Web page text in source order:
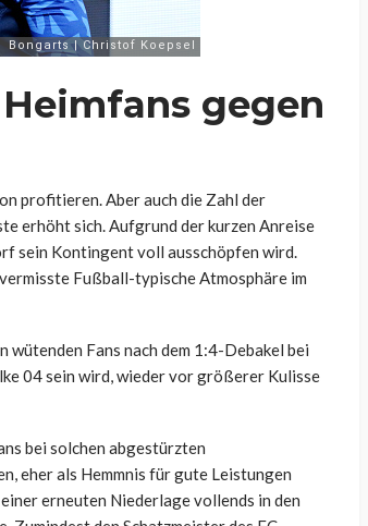
gegen
profitieren. Aber auch die Zahl der
erhöht sich. Aufgrund der kurzen Anreise
sein Kontingent voll ausschöpfen wird.
Fußball-typische Atmosphäre im
wütenden Fans nach dem 1:4-Debakel bei
04 sein wird, wieder vor größerer Kulisse
bei solchen abgestürzten
eher als Hemmnis für gute Leistungen
erneuten Niederlage vollends in den